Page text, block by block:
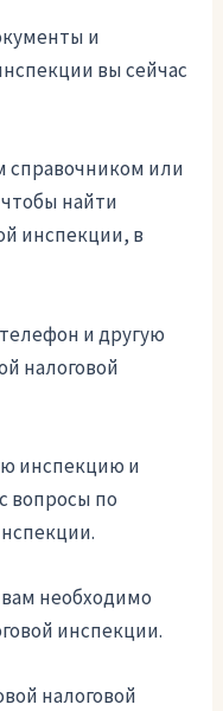
и
вы сейчас
справочником или
найти
инспекции, в
и другую
налоговой
инспекцию и
вопросы по
необходимо
инспекции.
налоговой